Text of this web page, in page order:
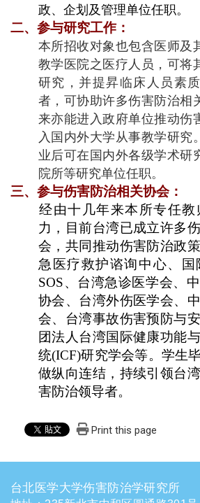
政、企划及管理单位任职。
二、参与研究工作：
本所招收对象也包含医师及
教学医院之医疗人员，可将
研究，并提昇临床人员素
者，可协助许多伤害防治相
来亦能进入政府单位推动伤
入国内外大学从事教学研究
业后可在国内外各级学术研
院所等研究单位任职。
三、参与伤害防治相关协会：
经由十几年来本所专任
力，目前台湾已成立许多
会，共同推动伤害防治政
急医疗救护谘询中心、国
SOS、台湾急诊医学会、
协会、台湾外伤医学会、
会、台湾事故伤害预防与
团法人台湾国际健康功能
统(ICF)研究学会等。学生
做纵向连结，持续引领台
害防治领导者。
Print this page
台北医学大学伤害防治学研究所